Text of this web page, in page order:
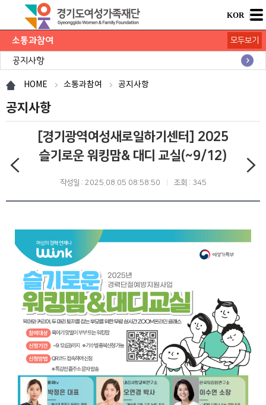
KOR
소통과참여
공지사항
채용공고
모집/행사
카드뉴스
언론보도
도민의 의견
재단 간행물
모두보기
HOME 소통과참여 공지사항
공지사항
[경기광역여성새로일하기센터] 2025
슬기로운 워킹맘& 대디 교실(~9/12)
작성일 : 2025.08.05 08:58:50 조회 : 345